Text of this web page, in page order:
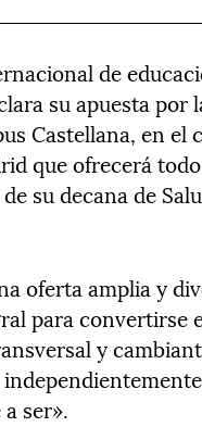
de
su apuesta por
Castellana, en el
que ofrecerá
su decana de
oferta amplia y
para convertirse
y
ser».